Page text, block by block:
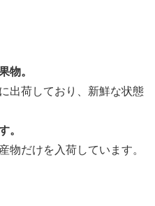
物。
出荷しており、新鮮な状態
。
物だけを入荷しています。